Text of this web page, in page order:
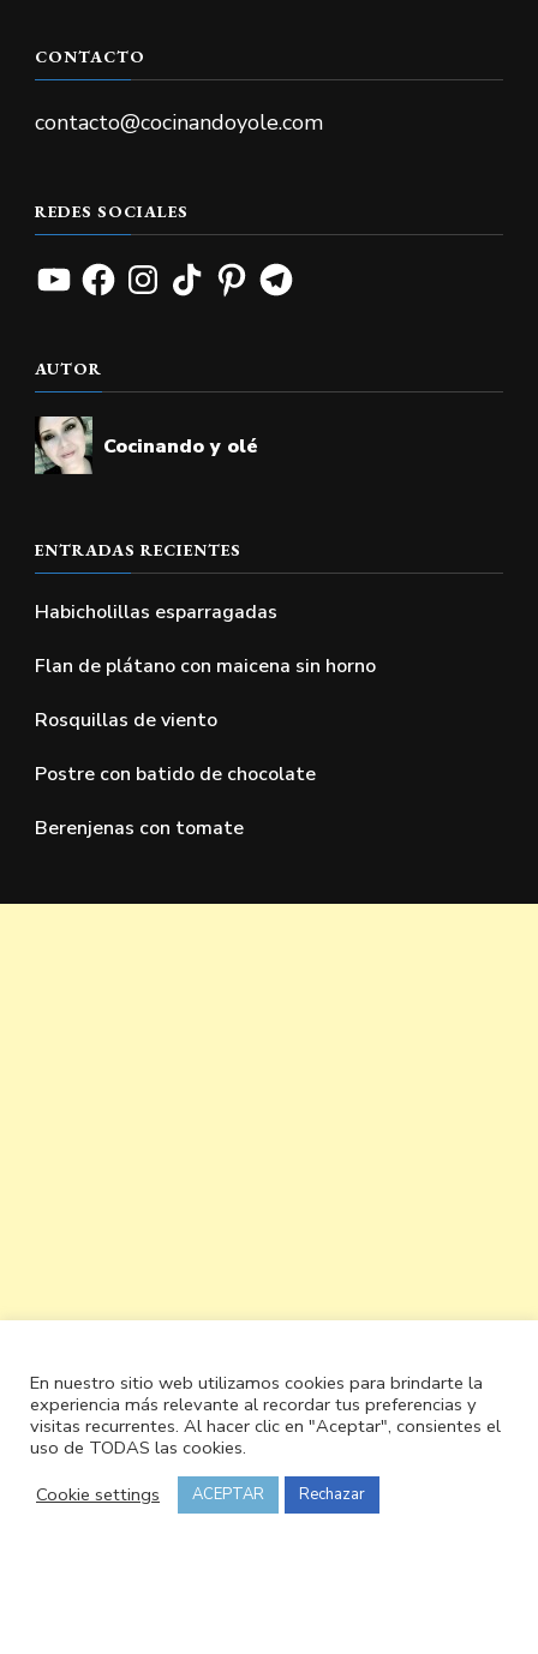
CONTACTO
contacto@cocinandoyole.com
REDES SOCIALES
YouTubeFacebookInstagramTikTokPinterestTelegram
AUTOR
Cocinando y olé
ENTRADAS RECIENTES
Habicholillas esparragadas
Flan de plátano con maicena sin horno
Rosquillas de viento
Postre con batido de chocolate
Berenjenas con tomate
En nuestro sitio web utilizamos cookies para brindarte la
experiencia más relevante al recordar tus preferencias y
visitas recurrentes. Al hacer clic en "Aceptar", consientes el
uso de TODAS las cookies.
Cookie settings
ACEPTAR Rechazar